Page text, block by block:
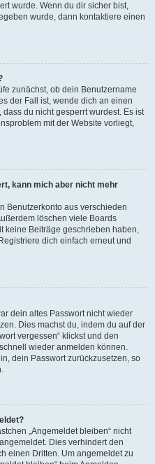
wurde. Wenn du dir sicher bist,
wurde, dann kontaktiere einen
zunächst, ob dein Benutzername
der Fall ist, wende dich an einen
du nicht gesperrt wurdest. Es ist
mit der Website vorliegt,
kann mich aber nicht mehr
Benutzerkonto aus verschieden
löschen viele Boards
keine Beiträge geschrieben haben,
dich einfach erneut und
dein altes Passwort nicht wieder
Dies machst du, indem du auf der
vergessen“ klickst und den
wieder anmelden können.
dein Passwort zurückzusetzen, so
„Angemeldet bleiben“ nicht
Dies verhindert den
einen Dritten. Um angemeldet zu